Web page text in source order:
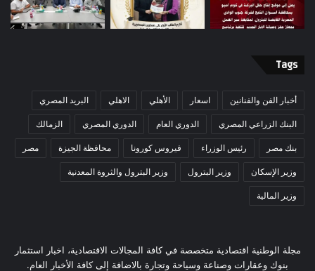
Tags
أخبار الفن والفنانين اسعار الأهلي الاهلي البريد المصري
البنك الزراعي المصري الدوري العام الدوري المصري الزمالك
بنك مصر رئيس الوزراء فيروس كورونا محافظة الجيزة مصر
وزير الإسكان وزير البترول وزير البترول والثروة المعدنية
وزير المالية
مجلة الوطنية اقتصادية متخصصة في كافة المجالات الاقتصادية، اخبار استثمار
بنوك وعقارات وصناعة وسياحة وتجارة بالاضافة إلى كافة الأخبار العام.